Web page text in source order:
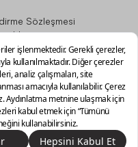
Sözleşmesi
TİCARET